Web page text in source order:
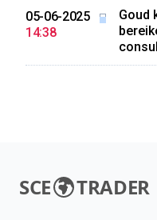
05-06-2025
14:38
Goud
SCE TRADER